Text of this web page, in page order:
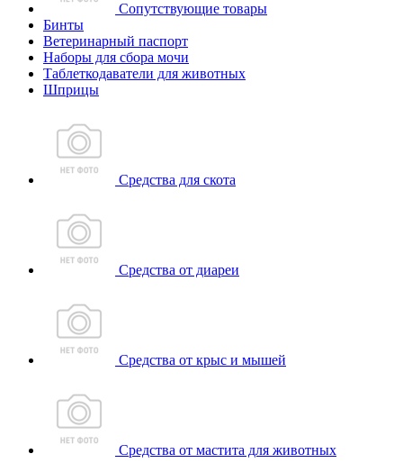
Сопутствующие товары
Бинты
Ветеринарный паспорт
Наборы для сбора мочи
Таблеткодаватели для животных
Шприцы
Средства для скота
Средства от диареи
Средства от крыс и мышей
Средства от мастита для животных